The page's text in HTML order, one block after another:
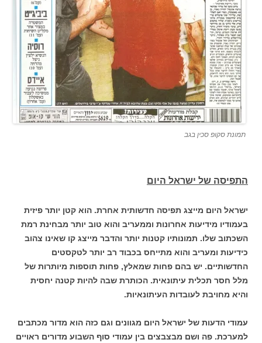
תמונת סקופ סכין בגב
התפיסה של ישראל היום
ישראל היום מייצג תפיסה חדשותית אחרת. הוא קטן יותר פיזית
בעמודיו מידיעות אחרונות וממעריב והוא טוב יותר מבחינת רמת
השכתוב שלו. תמונותיו קטנות יותר והדבר מייצג קו שאינו צהוב
כידיעות ומעריב והוא מתייחס בכבוד רב יותר לטקסטים
החדשותיים. יש בהם פחות שמאלץ, פחות תוספות מיותרות של
מלל חסר תכלית עיתונאית. הכותרת שבה להיות קטנה יחסית
והיא מחויבת לעובדות העיתונאיות.
עמודי הדעות של ישראל היום מגוונים וגם כזה הוא מדור מכתבים
למערכת. פה ושם מבצבצים בין עמודי סוף השבוע מדורים ראויים